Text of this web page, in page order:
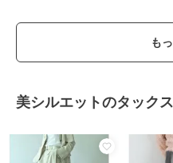
も
美シルエットのタック